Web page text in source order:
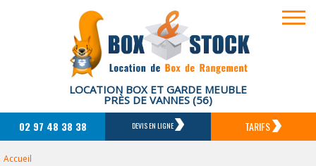
LOCATION BOX ET GARDE MEUBLE
PRÈS DE VANNES (56)
02 97 48 38 38 DEVIS EN LIGNE TARIFS
Accueil